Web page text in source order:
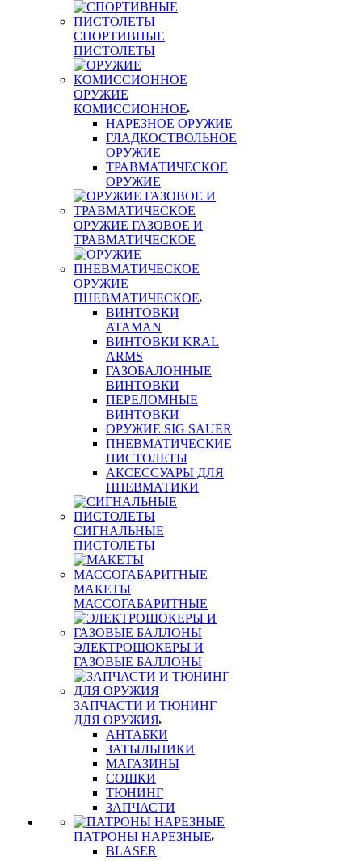
СПОРТИВНЫЕ
ПИСТОЛЕТЫ
ОРУЖИЕ
КОМИССИОННОЕ
НАРЕЗНОЕ ОРУЖИЕ
ГЛАДКОСТВОЛЬНОЕ
ОРУЖИЕ
ТРАВМАТИЧЕСКОЕ
ОРУЖИЕ
ОРУЖИЕ ГАЗОВОЕ И
ТРАВМАТИЧЕСКОЕ
ОРУЖИЕ
ПНЕВМАТИЧЕСКОЕ
ВИНТОВКИ
ATAMAN
ВИНТОВКИ KRAL
ARMS
ГАЗОБАЛОННЫЕ
ВИНТОВКИ
ПЕРЕЛОМНЫЕ
ВИНТОВКИ
ОРУЖИЕ SIG SAUER
ПНЕВМАТИЧЕСКИЕ
ПИСТОЛЕТЫ
АКСЕССУАРЫ ДЛЯ
ПНЕВМАТИКИ
СИГНАЛЬНЫЕ
ПИСТОЛЕТЫ
МАКЕТЫ
МАССОГАБАРИТНЫЕ
ЭЛЕКТРОШОКЕРЫ И
ГАЗОВЫЕ БАЛЛОНЫ
ЗАПЧАСТИ И ТЮНИНГ
ДЛЯ ОРУЖИЯ
АНТАБКИ
ЗАТЫЛЬНИКИ
МАГАЗИНЫ
СОШКИ
ТЮНИНГ
ЗАПЧАСТИ
ПАТРОНЫ НАРЕЗНЫЕ
BLASER